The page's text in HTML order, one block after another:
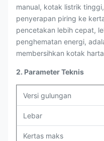
manual, kotak listrik
penyerapan piring ke
pencetakan lebih cepat,
penghematan energi,
membersihkan kotak
2. Parameter Teknis
Versi gulungan
Lebar
Kertas maks